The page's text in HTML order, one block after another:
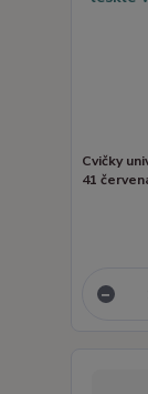
Cvičky
41